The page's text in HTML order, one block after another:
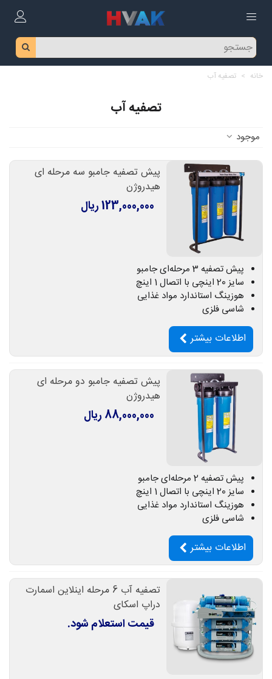
خانه > تصفیه آب
تصفیه آب
موجود
پیش تصفیه جامبو سه مرحله ای
هیدروژن
123,000,000 ریال
پیش تصفیه 3 مرحله‌ای جامبو
سایز 20 اینچی با اتصال 1 اینچ
هوزینگ استاندارد مواد غذایی
شاسی فلزی
اطلاعات بیشتر
پیش تصفیه جامبو دو مرحله ای
هیدروژن
88,000,000 ریال
پیش تصفیه 2 مرحله‌ای جامبو
سایز 20 اینچی با اتصال 1 اینچ
هوزینگ استاندارد مواد غذایی
شاسی فلزی
اطلاعات بیشتر
تصفیه آب 6 مرحله اینلاین اسمارت
دراپ اسکای
قیمت استعلام شود.